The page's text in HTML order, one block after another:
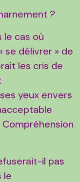
?
le cas où
se délivrer » de
les cris de
yeux envers
Compréhension
il pas
le